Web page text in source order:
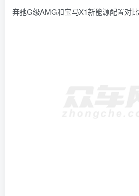
奔驰G级AMG和宝马X1新能源配置对比